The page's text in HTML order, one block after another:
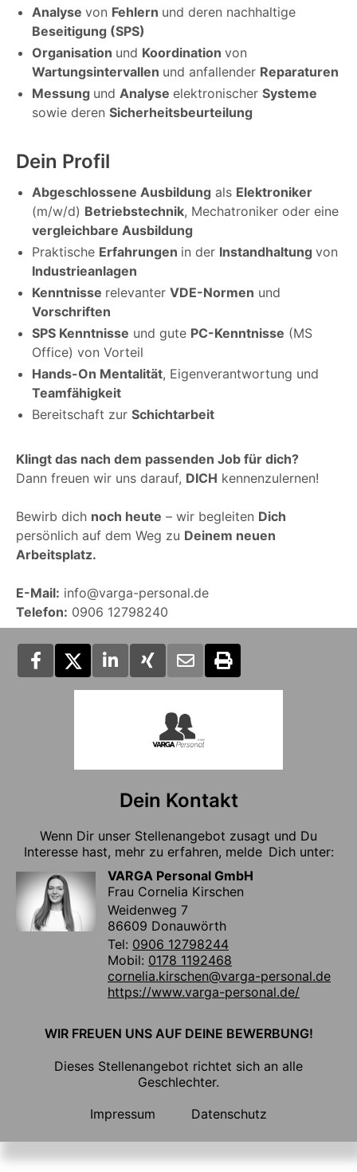
Analyse von Fehlern und deren nachhaltige
Beseitigung (SPS)
Organisation und Koordination von
Wartungsintervallen und anfallender Reparaturen
Messung und Analyse elektronischer Systeme
sowie deren Sicherheitsbeurteilung
Dein Profil
Abgeschlossene Ausbildung als Elektroniker
(m/w/d) Betriebstechnik, Mechatroniker oder eine
vergleichbare Ausbildung
Praktische Erfahrungen in der Instandhaltung von
Industrieanlagen
Kenntnisse relevanter VDE-Normen und
Vorschriften
SPS Kenntnisse und gute PC-Kenntnisse (MS
Office) von Vorteil
Hands-On Mentalität, Eigenverantwortung und
Teamfähigkeit
Bereitschaft zur Schichtarbeit
Klingt das nach dem passenden Job für dich?
Dann freuen wir uns darauf, DICH kennenzulernen!
Bewirb dich noch heute – wir begleiten Dich
persönlich auf dem Weg zu Deinem neuen
Arbeitsplatz.
E-Mail: info@varga-personal.de
Telefon: 0906 12798240
Dein Kontakt
Wenn Dir unser Stellenangebot zusagt und Du
Interesse hast, mehr zu erfahren, melde Dich unter:
VARGA Personal GmbH
Frau Cornelia Kirschen
Weidenweg 7
86609 Donauwörth
Tel: 0906 12798244
Mobil: 0178 1192468
cornelia.kirschen@varga-personal.de
https://www.varga-personal.de/
WIR FREUEN UNS AUF DEINE BEWERBUNG!
Dieses Stellenangebot richtet sich an alle
Geschlechter.
Impressum
Datenschutz